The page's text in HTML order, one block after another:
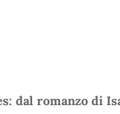
dal romanzo di